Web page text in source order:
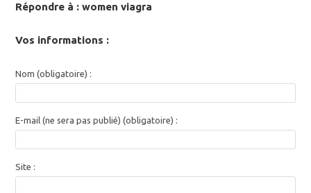
Répondre à : women viagra
Vos informations :
Nom (obligatoire) :
E-mail (ne sera pas publié) (obligatoire) :
Site :